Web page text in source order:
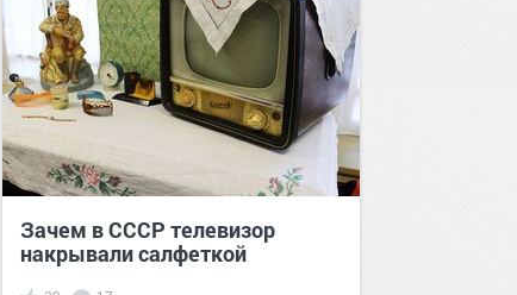
Зачем в СССР телевизор
накрывали салфеткой